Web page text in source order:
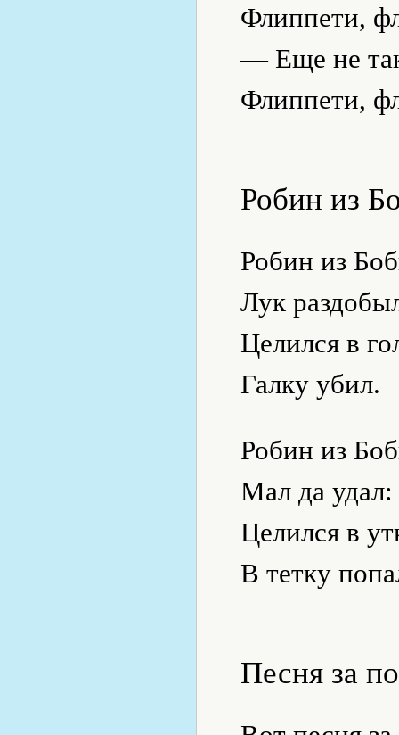
Флиппети,
— Еще не
Флиппети,
Робин из
Робин из
Лук
Целился в
Галку убил.
Робин из
Мал да удал:
Целился в
В тетку
Песня за